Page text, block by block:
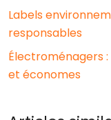
Labels
responsables
Électroménagers
et économes